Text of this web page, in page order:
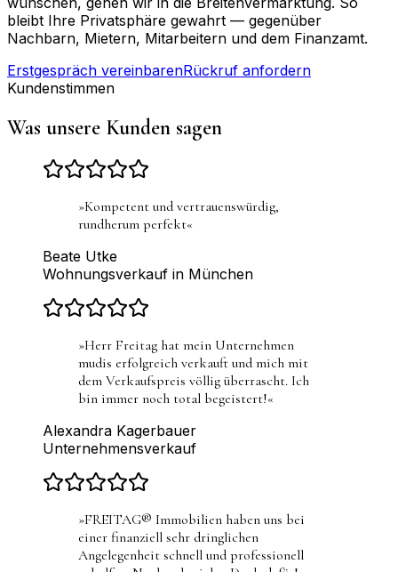
bleibt Ihre Privatsphäre gewahrt — gegenüber
Nachbarn, Mietern, Mitarbeitern und dem Finanzamt.
Erstgespräch vereinbarenRückruf anfordern
Kundenstimmen
Was unsere Kunden sagen
»Kompetent und vertrauenswürdig,
rundherum perfekt«
Beate Utke
Wohnungsverkauf in München
»Herr Freitag hat mein Unternehmen
mudis erfolgreich verkauft und mich mit
dem Verkaufspreis völlig überrascht. Ich
bin immer noch total begeistert!«
Alexandra Kagerbauer
Unternehmensverkauf
»FREITAG® Immobilien haben uns bei
einer finanziell sehr dringlichen
Angelegenheit schnell und professionell